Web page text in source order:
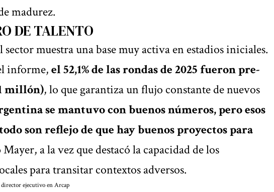
madurez.
DE TALENTO
muestra una base muy activa en estadios iniciales.
informe,el 52,1% de las rondas de 2025 fueron pre-
millón), lo que garantiza un flujo constante de nuevos
se mantuvo con buenos números, pero esos
son reflejo de que hay buenos proyectos para
Mayer, a la vez que destacó la capacidad de los
para transitar contextos adversos.
director ejecutivo en Arcap